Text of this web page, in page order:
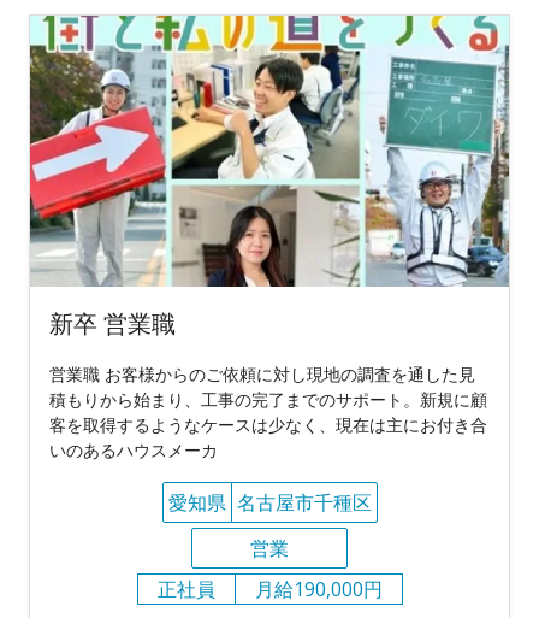
新卒 営業職
営業職 お客様からのご依頼に対し現地の調査を通した見
積もりから始まり、工事の完了までのサポート。新規に顧
客を取得するようなケースは少なく、現在は主にお付き合
いのあるハウスメーカ
愛知県 名古屋市千種区
営業
正社員
月給190,000円